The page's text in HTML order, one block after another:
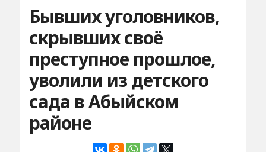
Бывших уголовников,
скрывших своё
преступное прошлое,
уволили из детского
сада в Абыйском
районе